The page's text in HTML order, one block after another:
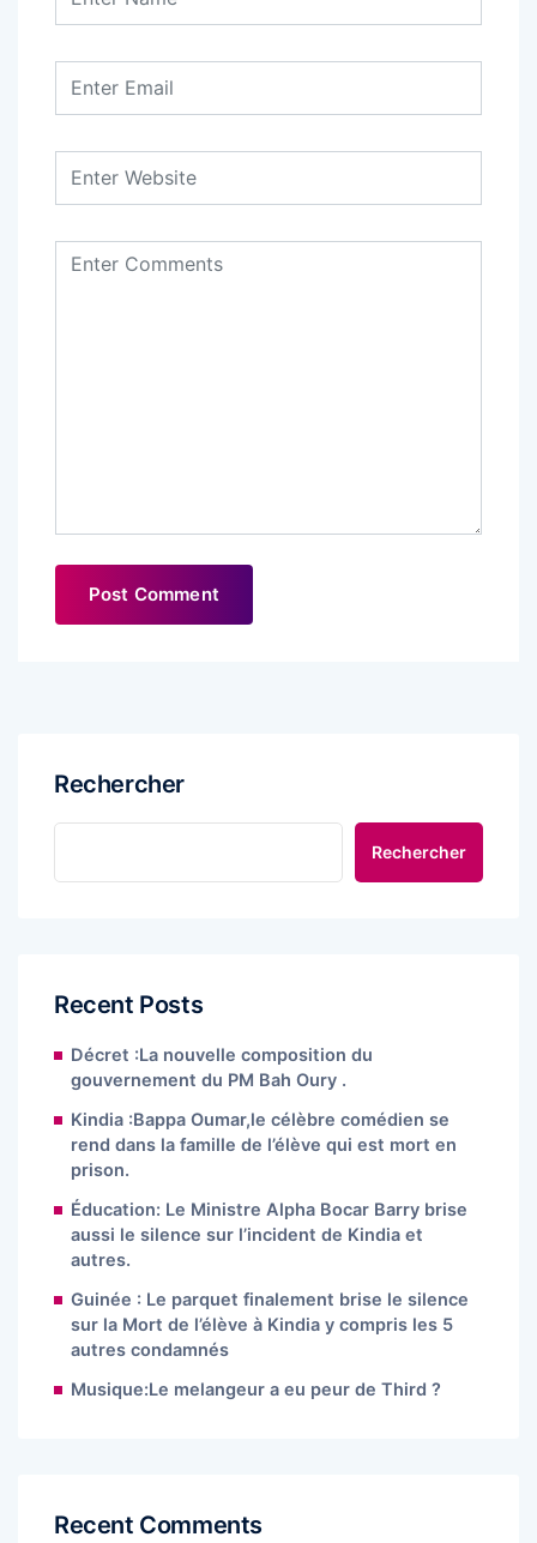
Rechercher
Rechercher
Recent Posts
Décret :La nouvelle composition du
gouvernement du PM Bah Oury .
Kindia :Bappa Oumar,le célèbre comédien se
rend dans la famille de l’élève qui est mort en
prison.
Éducation: Le Ministre Alpha Bocar Barry brise
aussi le silence sur l’incident de Kindia et
autres.
Guinée : Le parquet finalement brise le silence
sur la Mort de l’élève à Kindia y compris les 5
autres condamnés
Musique:Le melangeur a eu peur de Third ?
Recent Comments